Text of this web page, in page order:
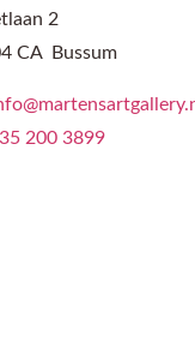
2
CA Bussum
200 3899